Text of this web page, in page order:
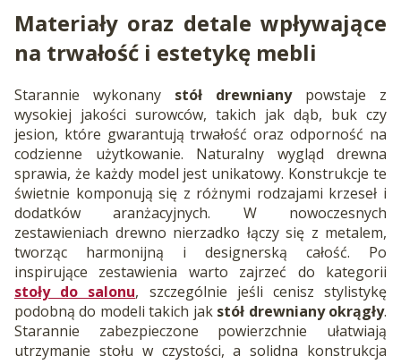
Materiały oraz detale wpływające
na trwałość i estetykę mebli
Starannie wykonany stół drewnianypowstaje z
wysokiej jakości surowców, takich jak dąb, buk czy
jesion, które gwarantują trwałość oraz odporność na
codzienne użytkowanie. Naturalny wygląd drewna
sprawia, że każdy model jest unikatowy. Konstrukcje te
świetnie komponują się z różnymi rodzajami krzeseł i
dodatków aranżacyjnych. W nowoczesnych
zestawieniach drewno nierzadko łączy się z metalem,
tworząc harmonijną i designerską całość. Po
inspirujące zestawienia warto zajrzeć do kategorii
stoły do salonu, szczególnie jeśli cenisz stylistykę
podobną do modeli takich jak stół drewniany okrągły.
Starannie zabezpieczone powierzchnie ułatwiają
utrzymanie stołu w czystości, a solidna konstrukcja